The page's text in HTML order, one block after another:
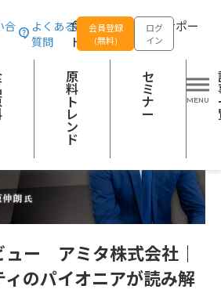
食品の企画開発をサポー
トする
合
よくある
質問
会員登録
(無料)
ログ
イン
原
料
ト
レ
ン
ド
セ
ミ
ナ
ー
食品産業の今と未来 トップインタビュー
ュー アミタ株式会社｜
のパイオニアが読み解